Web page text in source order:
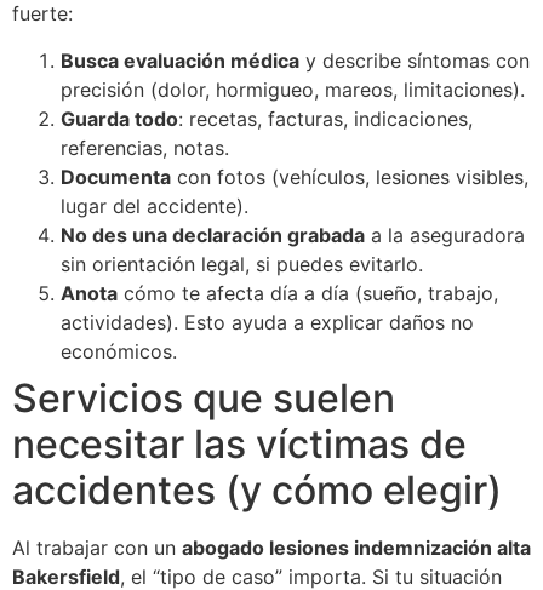
fuerte:
Busca evaluación médica y describe síntomas con
precisión (dolor, hormigueo, mareos, limitaciones).
Guarda todo: recetas, facturas, indicaciones,
referencias, notas.
Documenta con fotos (vehículos, lesiones visibles,
lugar del accidente).
No des una declaración grabada a la aseguradora
sin orientación legal, si puedes evitarlo.
Anota cómo te afecta día a día (sueño, trabajo,
actividades). Esto ayuda a explicar daños no
económicos.
Servicios que suelen
necesitar las víctimas de
accidentes (y cómo elegir)
Al trabajar con un abogado lesiones indemnización alta
Bakersfield, el “tipo de caso” importa. Si tu situación